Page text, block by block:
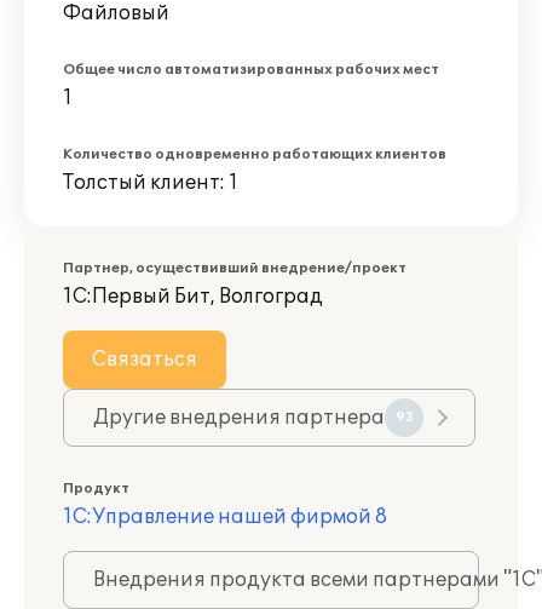
Файловый
Общее число автоматизированных рабочих мест
1
Количество одновременно работающих клиентов
Толстый клиент: 1
Партнер, осуществивший внедрение/проект
1С:Первый Бит, Волгоград
Связаться
Другие внедрения партнера 93
Продукт
1С:Управление нашей фирмой 8
Внедрения продукта всеми партнерами